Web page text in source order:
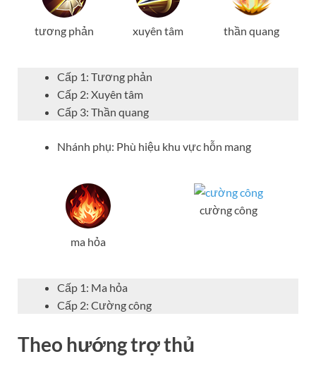
tương phản xuyên tâm thần quang
Cấp 1: Tương phản
Cấp 2: Xuyên tâm
Cấp 3: Thần quang
Nhánh phụ: Phù hiệu khu vực hỗn mang
ma hỏa
cường công
Cấp 1: Ma hỏa
Cấp 2: Cường công
Theo hướng trợ thủ